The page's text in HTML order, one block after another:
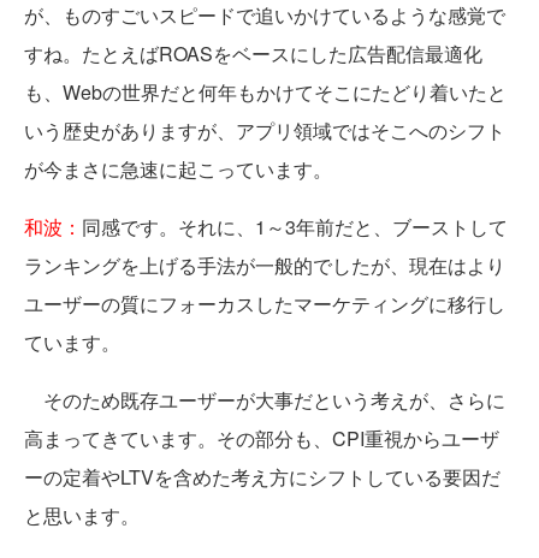
が、ものすごいスピードで追いかけているような感覚で
すね。たとえばROASをベースにした広告配信最適化
も、Webの世界だと何年もかけてそこにたどり着いたと
いう歴史がありますが、アプリ領域ではそこへのシフト
が今まさに急速に起こっています。
和波： 同感です。それに、1～3年前だと、ブーストして
ランキングを上げる手法が一般的でしたが、現在はより
ユーザーの質にフォーカスしたマーケティングに移行し
ています。
そのため既存ユーザーが大事だという考えが、さらに
高まってきています。その部分も、CPI重視からユーザ
ーの定着やLTVを含めた考え方にシフトしている要因だ
と思います。